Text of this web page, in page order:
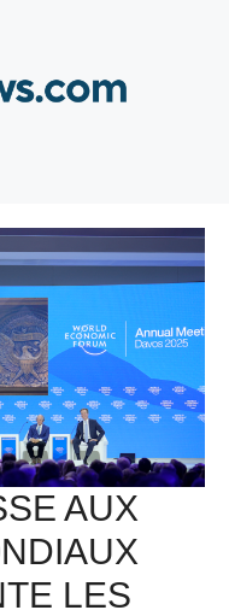
AUX
LES